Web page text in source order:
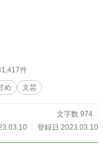
件
め 文芸
文字数 974
登録日 2023.03.10